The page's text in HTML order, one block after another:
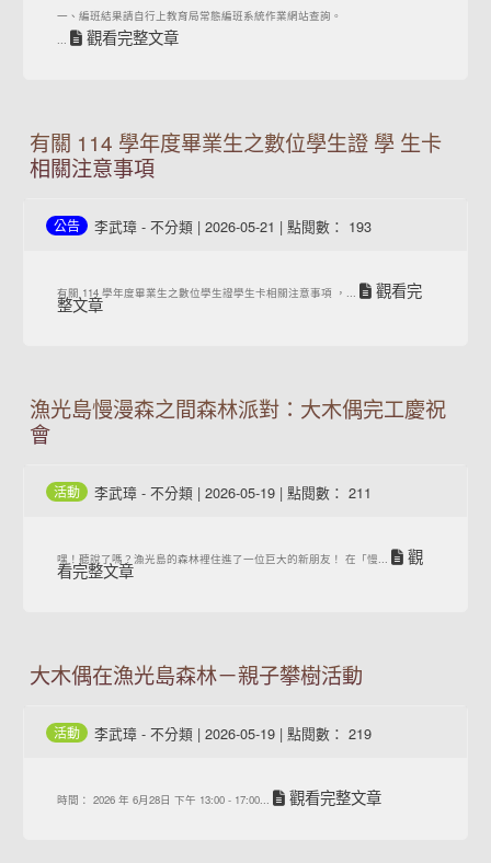
一、編班結果請自行上教育局常態編班系統作業網站查詢。
...
觀看完整文章
有關 114 學年度畢業生之數位學生證 學 生卡
相關注意事項
公告 李武璋 - 不分類 | 2026-05-21 | 點閱數： 193
有關 114 學年度畢業生之數位學生證學生卡相關注意事項 ，... 觀看完
整文章
漁光島慢漫森之間森林派對：大木偶完工慶祝
會
活動 李武璋 - 不分類 | 2026-05-19 | 點閱數： 211
嘿！聽說了嗎？漁光島的森林裡住進了一位巨大的新朋友！ 在「慢... 觀
看完整文章
大木偶在漁光島森林－親子攀樹活動
活動 李武璋 - 不分類 | 2026-05-19 | 點閱數： 219
時間： 2026 年 6⽉28⽇ 下午 13:00 - 17:00... 觀看完整文章